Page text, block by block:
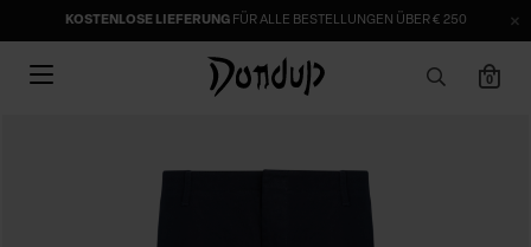
KOSTENLOSE LIEFERUNGFÜR ALLE BESTELLUNGEN ÜBER € 250
0